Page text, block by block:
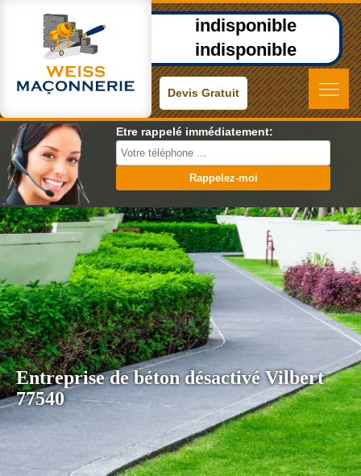
indisponible
indisponible
Devis Gratuit
Etre rappelé immédiatement:
Entreprise de béton désactivé Vilbert
77540